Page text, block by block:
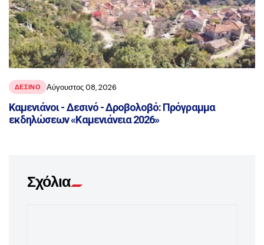
ΔΕΣΙΝΌ Αύγουστος 08, 2026
Καμενιάνοι - Δεσινό - Δροβολοβό: Πρόγραμμα
εκδηλώσεων «Καμενιάνεια 2026»
Σχόλια